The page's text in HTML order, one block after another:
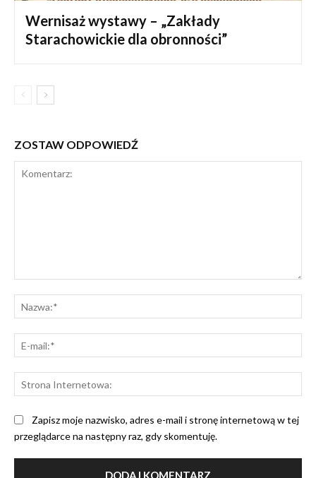
Wernisaż wystawy – „Zakłady
Starachowickie dla obronności”
ZOSTAW ODPOWIEDŹ
Zapisz moje nazwisko, adres e-mail i stronę internetową w tej
przeglądarce na następny raz, gdy skomentuję.